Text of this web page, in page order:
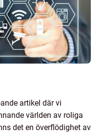
artikel där vi
världen av roliga
det en överflödighet av